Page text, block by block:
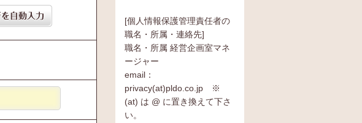
[個人情報保護管理責任者の
職名・所属・連絡先]
職名・所属 経営企画室マネ
ージャー
email：
privacy(at)pldo.co.jp ※
(at) は @ に置き換えて下さ
い。